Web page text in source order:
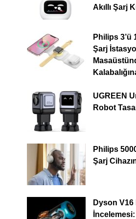
Akıllı Şarj
Philips 3’ü
Şarj
UGREEN
Robot
Philips
Şarj
Dyson V16